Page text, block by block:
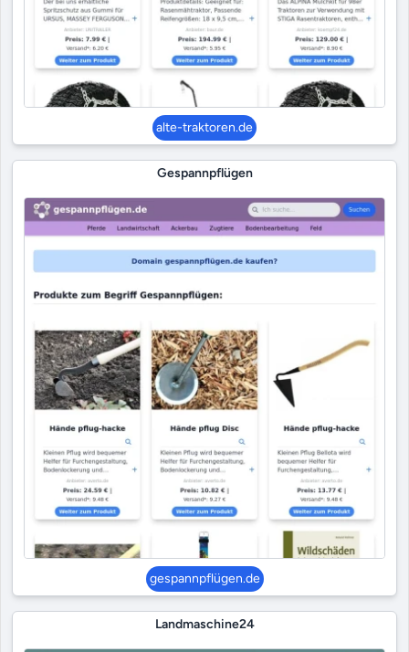
alte-traktoren.de
Gespannpflügen
gespannpflügen.de
Landmaschine24